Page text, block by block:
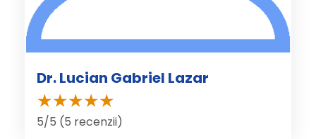
Dr. Lucian Gabriel Lazar
5/5 (5 recenzii)